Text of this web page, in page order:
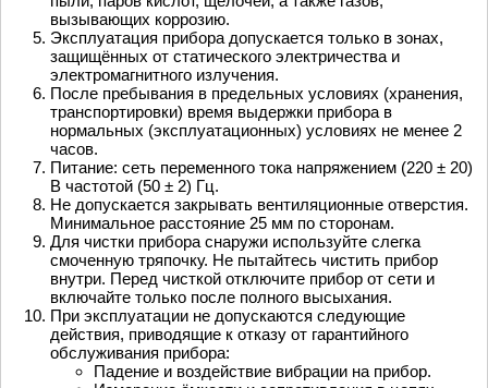
вызывающих коррозию.
Эксплуатация прибора допускается только в зонах,
защищённых от статического электричества и
электромагнитного излучения.
После пребывания в предельных условиях (хранения,
транспортировки) время выдержки прибора в
нормальных (эксплуатационных) условиях не менее 2
часов.
Питание: сеть переменного тока напряжением (220 ± 20)
В частотой (50 ± 2) Гц.
Не допускается закрывать вентиляционные отверстия.
Минимальное расстояние 25 мм по сторонам.
Для чистки прибора снаружи используйте слегка
смоченную тряпочку. Не пытайтесь чистить прибор
внутри. Перед чисткой отключите прибор от сети и
включайте только после полного высыхания.
При эксплуатации не допускаются следующие
действия, приводящие к отказу от гарантийного
обслуживания прибора:
Падение и воздействие вибрации на прибор.